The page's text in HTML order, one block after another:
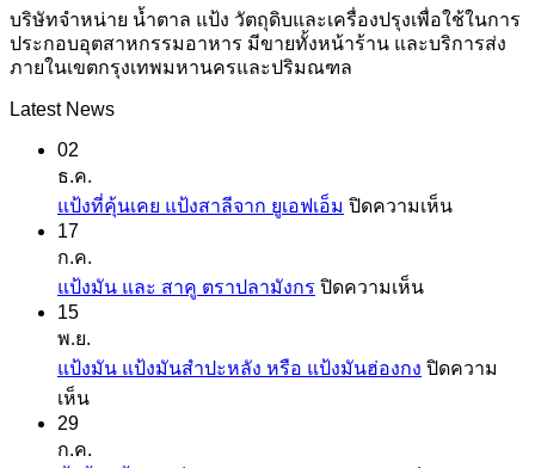
บริษัทจำหน่าย น้ำตาล แป้ง วัตถุดิบและเครื่องปรุงเพื่อใช้ในการ
ประกอบอุตสาหกรรมอาหาร มีขายทั้งหน้าร้าน และบริการส่ง
ภายในเขตกรุงเทพมหานครและปริมณฑล
Latest News
02
ธ.ค.
แป้งที่คุ้นเคย แป้งสาลีจาก ยูเอฟเอ็ม ปิดความเห็นบน
17
ก.ค.
แป้งมัน และ สาคู ตราปลามังกร ปิดความเห็นบน
และ
15
พ.ย.
แป้งมัน แป้งมันสำปะหลัง หรือ แป้งมันฮ่องกง ปิดความ
เห็นบน
มัน
29
ก.ค.